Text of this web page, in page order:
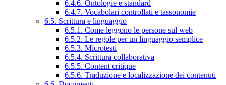
6.4.6. Ontologie e standard
6.4.7. Vocabolari controllati e tassonomie
6.5. Scrittura e linguaggio
6.5.1. Come leggono le persone sul web
6.5.2. Le regole per un linguaggio semplice
6.5.3. Microtesti
6.5.4. Scrittura collaborativa
6.5.5. Content critique
6.5.6. Traduzione e localizzazione dei contenuti